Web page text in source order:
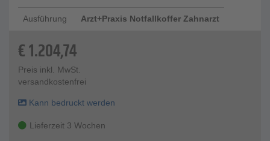
Ausführung Arzt+Praxis Notfallkoffer Zahnarzt
€1.204,74
Preis inkl. MwSt.
versandkostenfrei
Kann bedruckt werden
Lieferzeit 3 Wochen